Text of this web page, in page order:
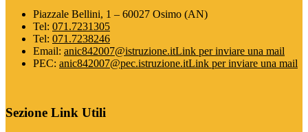
Piazzale Bellini, 1 – 60027 Osimo (AN)
Tel: 071.7231305
Tel: 071.7238246
Email: anic842007@istruzione.itLink per inviare una mail
PEC: anic842007@pec.istruzione.itLink per inviare una mail
Sezione Link Utili